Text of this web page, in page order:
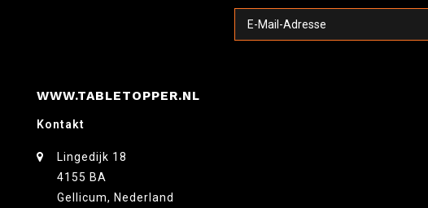
WWW.TABLETOPPER.NL
Kontakt
Lingedijk 18
4155 BA
Gellicum, Nederland